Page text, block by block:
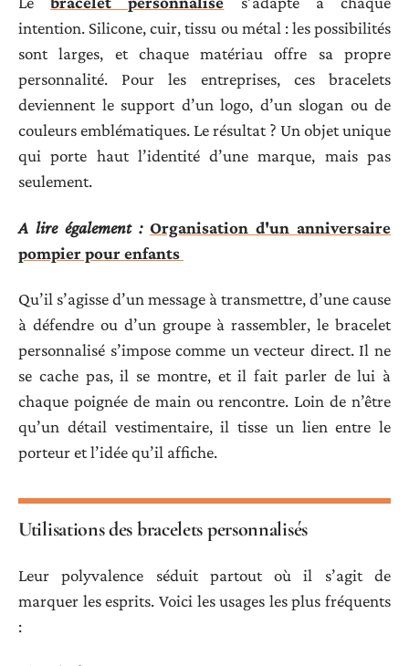
intention. Silicone, cuir, tissu ou métal : les possibilités
sont larges, et chaque matériau offre sa propre
personnalité. Pour les entreprises, ces bracelets
deviennent le support d’un logo, d’un slogan ou de
couleurs emblématiques. Le résultat ? Un objet unique
qui porte haut l’identité d’une marque, mais pas
seulement.
A lire également : Organisation d'un anniversaire
pompier pour enfants
Qu’il s’agisse d’un message à transmettre, d’une cause
à défendre ou d’un groupe à rassembler, le bracelet
personnalisé s’impose comme un vecteur direct. Il ne
se cache pas, il se montre, et il fait parler de lui à
chaque poignée de main ou rencontre. Loin de n’être
qu’un détail vestimentaire, il tisse un lien entre le
porteur et l’idée qu’il affiche.
Utilisations des bracelets personnalisés
Leur polyvalence séduit partout où il s’agit de
marquer les esprits. Voici les usages les plus fréquents
: